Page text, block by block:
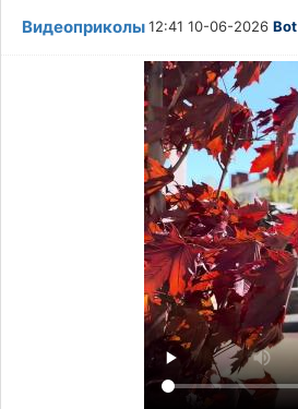
Видеоприколы12:41 10-06-2026Bot